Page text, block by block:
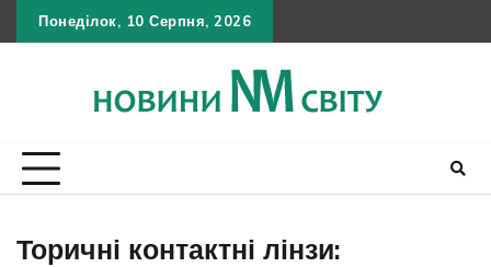
to
Понеділок, 10 Серпня, 2026
Торичні контактні лінзи: